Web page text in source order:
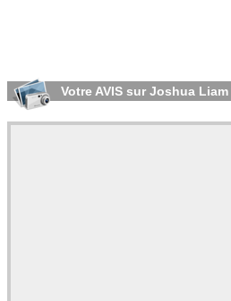
Votre AVIS sur Joshua Liam